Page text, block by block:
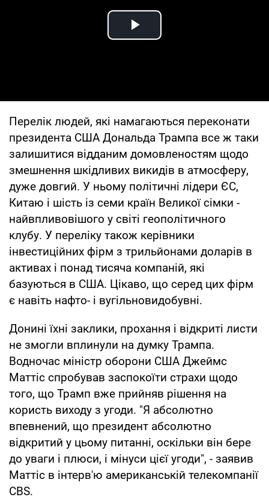
Play Video
Перелік людей, які намагаються переконати
президента США Дональда Трампа все ж таки
залишитися відданим домовленостям щодо
змешнення шкідливих викидів в атмосферу,
дуже довгий. У ньому політичні лідери ЄС,
Китаю і шість із семи країн Великої сімки -
найвпливовішого у світі геополітичного
клубу. У переліку також керівники
інвестиційних фірм з трильйонами доларів в
активах і понад тисяча компаній, які
базуються в США. Цікаво, що серед цих фірм
є навіть нафто- і вугільновидобувні.
Донині їхні заклики, прохання і відкриті листи
не змогли вплинули на думку Трампа.
Водночас міністр оборони США Джеймс
Маттіс спробував заспокоїти страхи щодо
того, що Трамп вже прийняв рішення на
користь виходу з угоди. "Я абсолютно
впевнений, що президент абсолютно
відкритий у цьому питанні, оскільки він бере
до уваги і плюси, і мінуси цієї угоди", - заявив
Маттіс в інтерв'ю американській телекомпанії
CBS.